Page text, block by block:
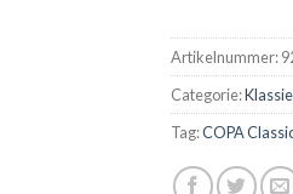
Artikelnummer:
Categorie:
Tag:COPA